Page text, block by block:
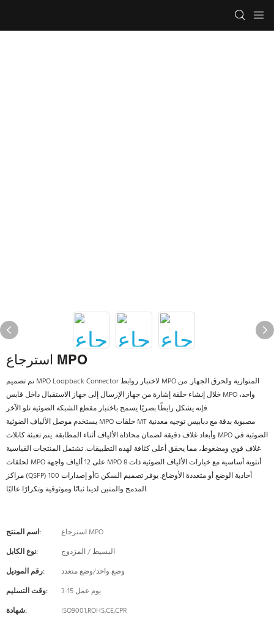
استرجاع MPO
تم تصميم MPO Loopback Connector لاختبار روابط MPO المتوازية ولحرق الجهاز. من
خلال إنشاء حلقة إشارة من جهاز الإرسال إلى جهاز الاستقبال داخل قابس MPO واحد،
فإنه يشكل رابطًا بصريًا يسمح باختبار مقطع الشبكة الضوئية تلو الآخر.
يستخدم موصل الألياف الضوئية MPO حلقات MT مصبوبة بدقة مع دبابيس توجيه معدنية
وأبعاد غلاف دقيقة لضمان محاذاة الألياف أثناء المطابقة. يتم تعبئة كابلات MPO الضوئية في
غلاف قوي ومضغوط، مما يحقق أعلى كثافة لهذه التطبيقات. تشتمل المنتجات القياسية
لحلقات MPO على 12 ألياف واجهة MPO أنثوية أساسية مع خيارات الألياف الضوئية ذات 8
مراكز (QSFP) أو إصدارات 100G أحادية الوضع أو متعددة الأوضاع. يوفر تصميم السكن
المدمج والمتين لدينا ثباتًا وموثوقية وتكرارًا عاليًا.
اسم المنتج:
استرجاع MPO
نوع الكابل:
البسيط / المزدوج
رقم الموديل:
وضع واحد/وضع متعدد
وقت التسليم:
3-15 يوم عمل
شهادة:
ISO9001,ROHS,CE,CPR